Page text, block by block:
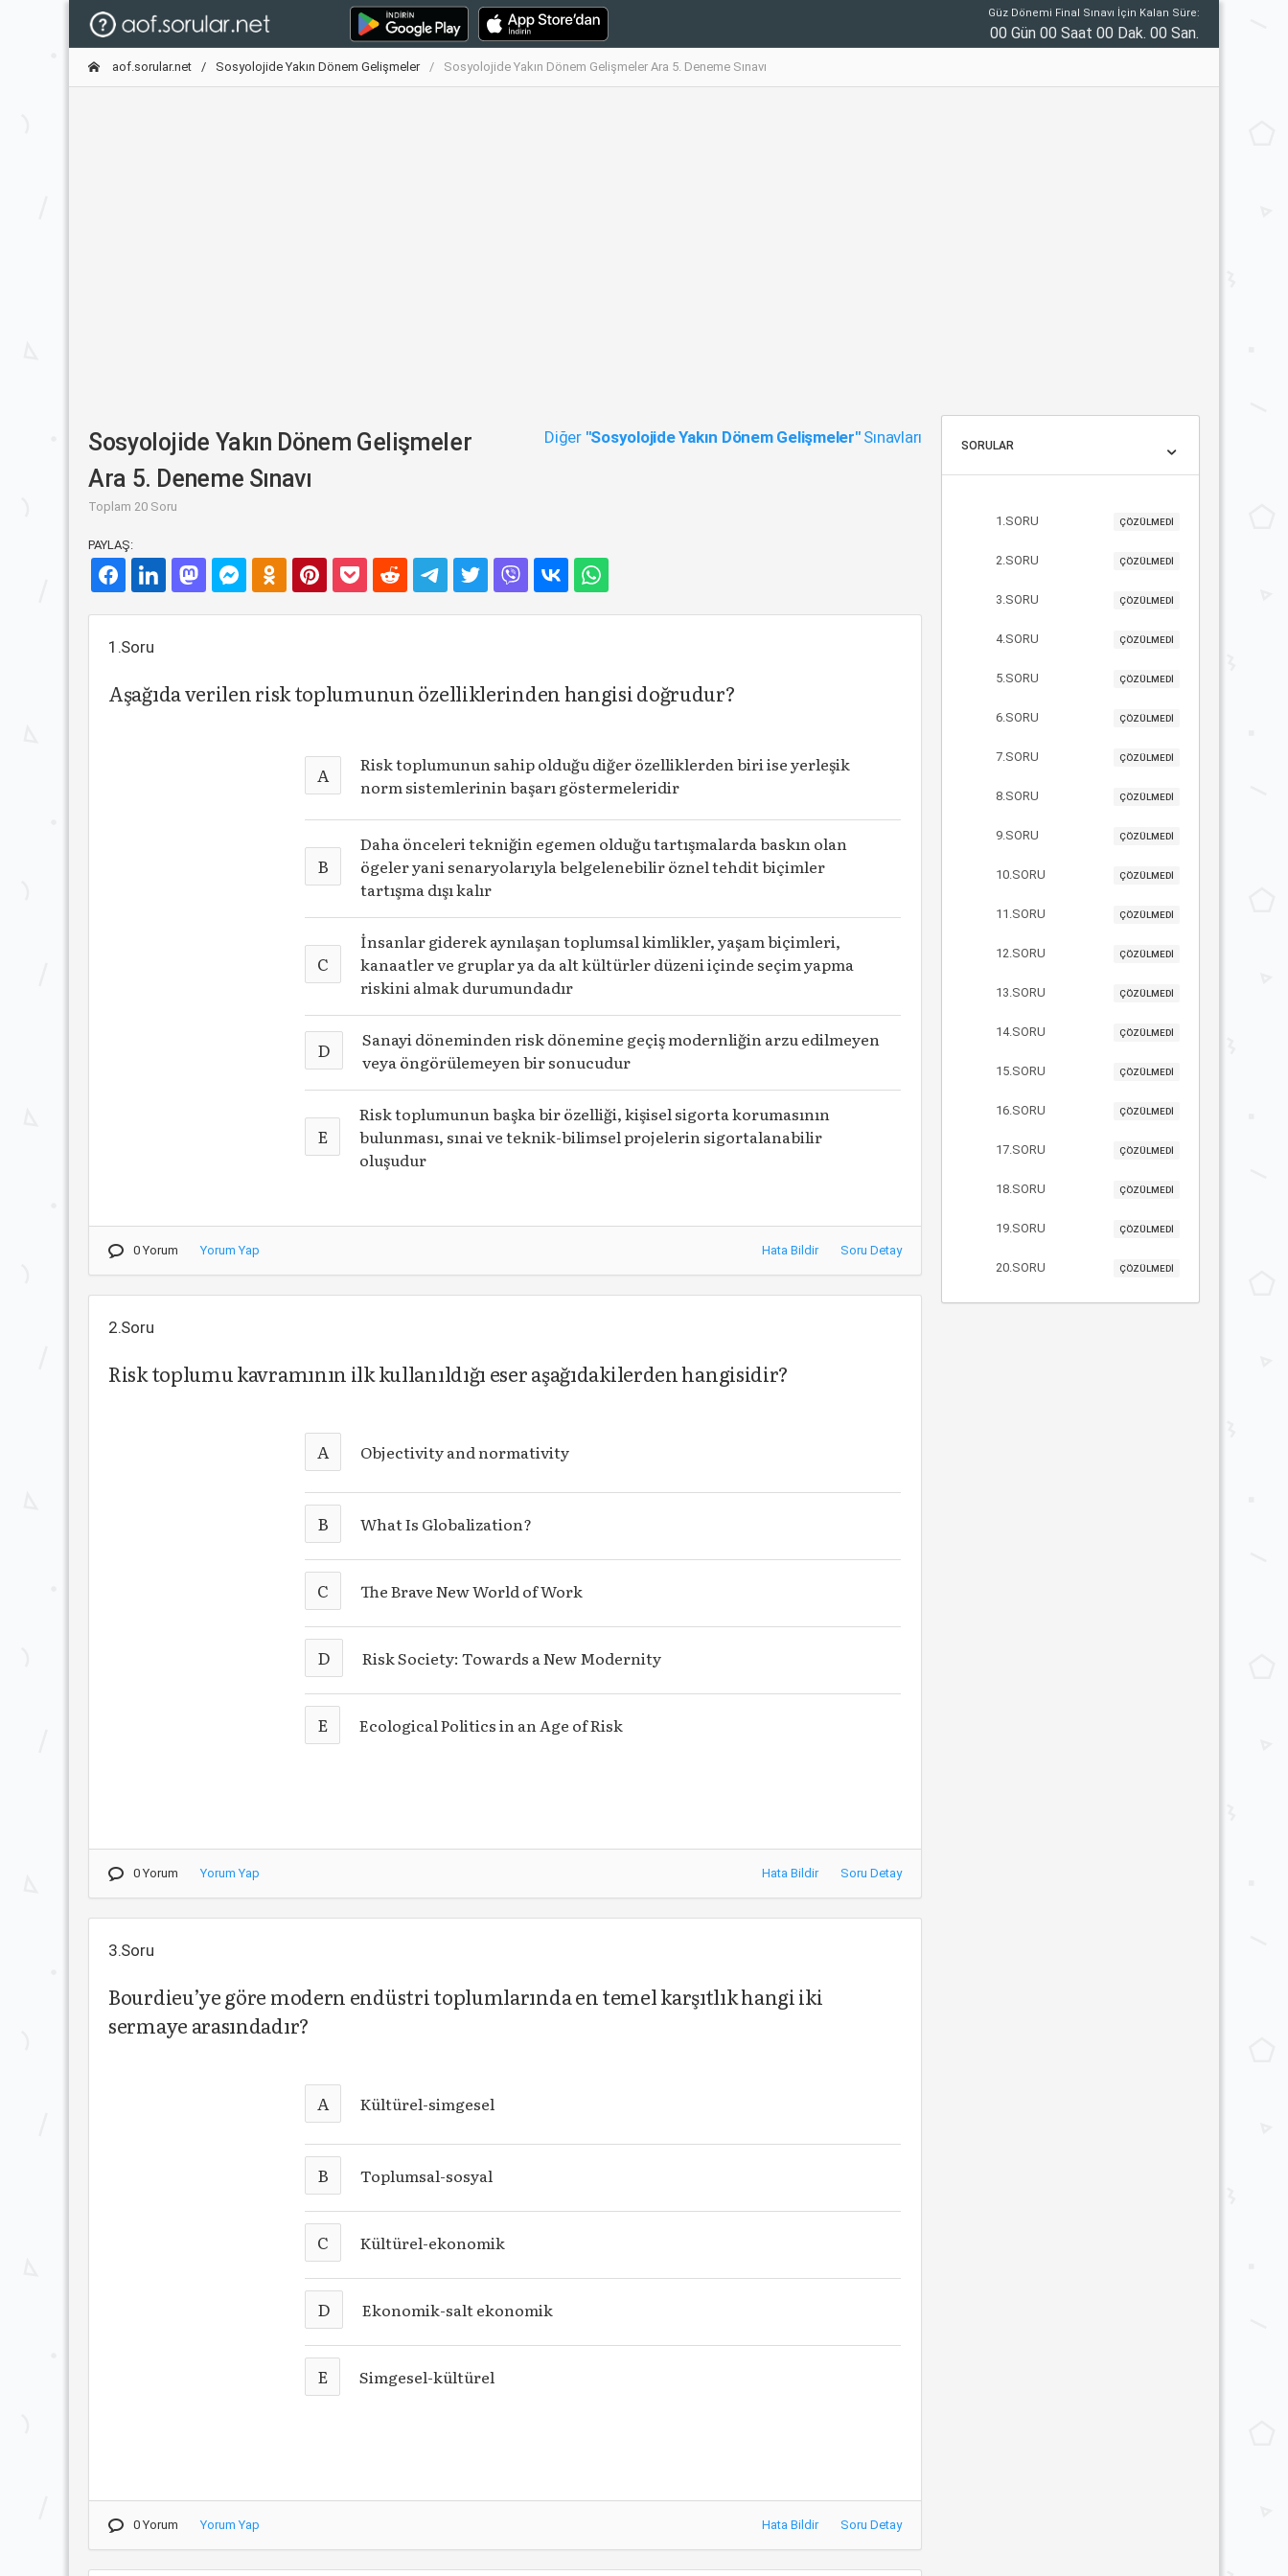
Güz Dönemi Final Sınavı İçin Kalan Süre:
00 Gün 00 Saat 00 Dak. 00 San.
aof.sorular.net Sosyolojide Yakın Dönem Gelişmeler Sosyolojide Yakın Dönem Gelişmeler Ara 5. Deneme Sınavı
Sosyolojide Yakın Dönem Gelişmeler
Ara 5. Deneme Sınavı
Toplam 20 Soru
Diğer "Sosyolojide Yakın Dönem Gelişmeler"Sınavları
PAYLAŞ:
1.Soru
Aşağıda verilen risk toplumunun özelliklerinden hangisi doğrudur?
A
Risk toplumunun sahip olduğu diğer özelliklerden biri ise yerleşik
norm sistemlerinin başarı göstermeleridir
B
Daha önceleri tekniğin egemen olduğu tartışmalarda baskın olan
ögeler yani senaryolarıyla belgelenebilir öznel tehdit biçimler
tartışma dışı kalır
C
İnsanlar giderek aynılaşan toplumsal kimlikler, yaşam biçimleri,
kanaatler ve gruplar ya da alt kültürler düzeni içinde seçim yapma
riskini almak durumundadır
D
Sanayi döneminden risk dönemine geçiş modernliğin arzu edilmeyen
veya öngörülemeyen bir sonucudur
E
Risk toplumunun başka bir özelliği, kişisel sigorta korumasının
bulunması, sınai ve teknik-bilimsel projelerin sigortalanabilir
oluşudur
0 Yorum Yorum Yap Hata Bildir Soru Detay
2.Soru
Risk toplumu kavramının ilk kullanıldığı eser aşağıdakilerden hangisidir?
A Objectivity and normativity
B What Is Globalization?
C The Brave New World of Work
D Risk Society: Towards a New Modernity
E Ecological Politics in an Age of Risk
0 Yorum Yorum Yap Hata Bildir Soru Detay
3.Soru
Bourdieu’ye göre modern endüstri toplumlarında en temel karşıtlık hangi iki
sermaye arasındadır?
A Kültürel-simgesel
B Toplumsal-sosyal
C Kültürel-ekonomik
D Ekonomik-salt ekonomik
E Simgesel-kültürel
0 Yorum Yorum Yap Hata Bildir Soru Detay
SORULAR
1.SORU ÇÖZÜLMEDİ
2.SORU ÇÖZÜLMEDİ
3.SORU ÇÖZÜLMEDİ
4.SORU ÇÖZÜLMEDİ
5.SORU ÇÖZÜLMEDİ
6.SORU ÇÖZÜLMEDİ
7.SORU ÇÖZÜLMEDİ
8.SORU ÇÖZÜLMEDİ
9.SORU ÇÖZÜLMEDİ
10.SORU ÇÖZÜLMEDİ
11.SORU ÇÖZÜLMEDİ
12.SORU ÇÖZÜLMEDİ
13.SORU ÇÖZÜLMEDİ
14.SORU ÇÖZÜLMEDİ
15.SORU ÇÖZÜLMEDİ
16.SORU ÇÖZÜLMEDİ
17.SORU ÇÖZÜLMEDİ
18.SORU ÇÖZÜLMEDİ
19.SORU ÇÖZÜLMEDİ
20.SORU ÇÖZÜLMEDİ